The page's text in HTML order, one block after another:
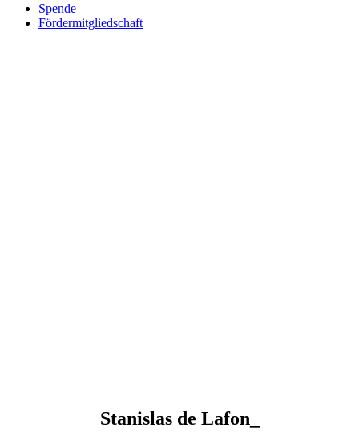
Spende
Fördermitgliedschaft
Stanislas de Lafon_